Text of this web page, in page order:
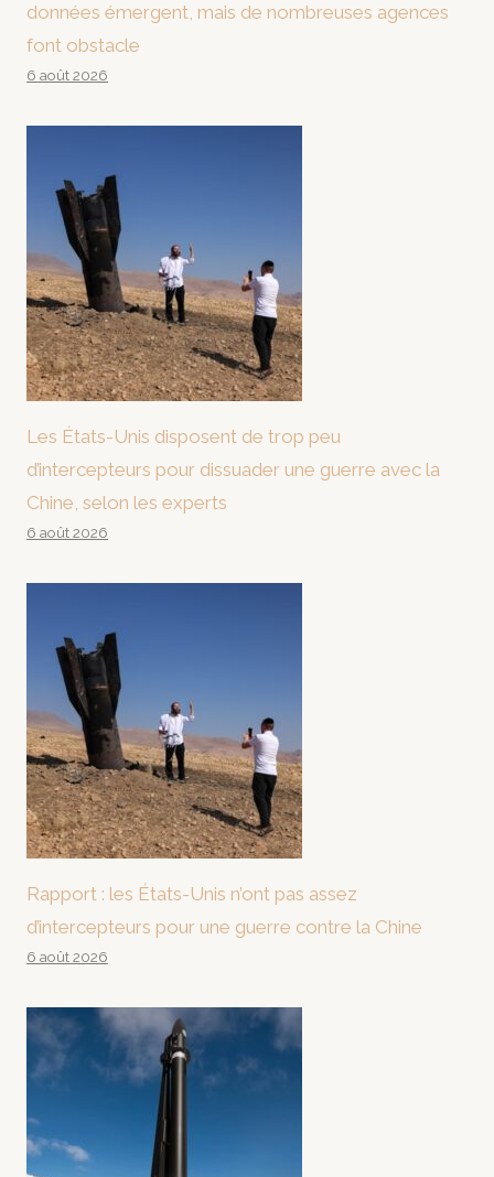
données émergent, mais de nombreuses agences
font obstacle
6 août 2026
Les États-Unis disposent de trop peu
d’intercepteurs pour dissuader une guerre avec la
Chine, selon les experts
6 août 2026
Rapport : les États-Unis n’ont pas assez
d’intercepteurs pour une guerre contre la Chine
6 août 2026